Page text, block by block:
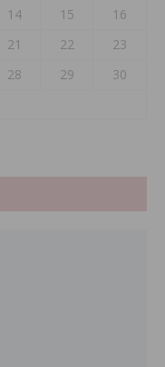
14 15
16
21 22
23
28 29
30